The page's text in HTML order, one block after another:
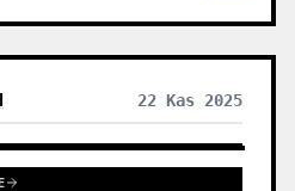
22 Kas 2025